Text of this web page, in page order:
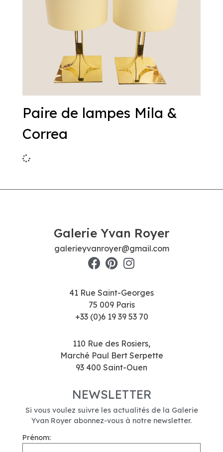
Paire de lampes Mila &
Correa
Galerie Yvan Royer
galerieyvanroyer@gmail.com
41 Rue Saint-Georges
75 009 Paris
+33 (0)6 19 39 53 70
110 Rue des Rosiers,
Marché Paul Bert Serpette
93 400 Saint-Ouen
NEWSLETTER
Si vous voulez suivre les actualités de la Galerie
Yvan Royer abonnez-vous à notre newsletter.
Prénom: